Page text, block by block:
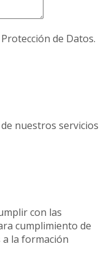
de Datos.
nuestros servicios
con las
cumplimiento de
la formación